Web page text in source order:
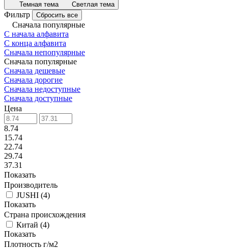
Темная тема Светлая тема
Фильтр Сбросить все
Сначала популярные
С начала алфавита
С конца алфавита
Сначала непопулярные
Сначала популярные
Сначала дешевые
Сначала дорогие
Сначала недоступные
Сначала доступные
Цена
8.74
15.74
22.74
29.74
37.31
Показать
Производитель
JUSHI (4)
Показать
Страна происхождения
Китай (4)
Показать
Плотность г/м2